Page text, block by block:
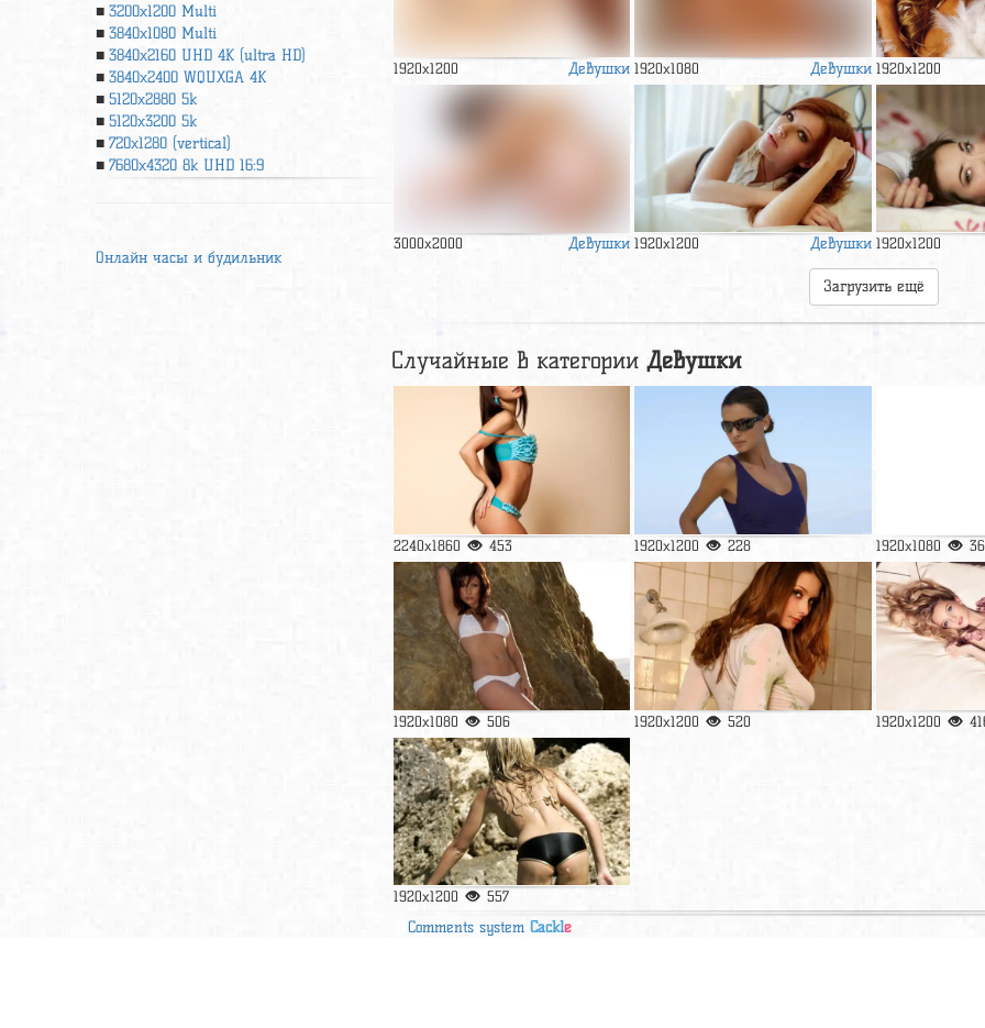
3200x1200 Multi
3840x1080 Multi
3840x2160 UHD 4К (ultra HD)
3840x2400 WQUXGA 4K
5120x2880 5k
5120x3200 5k
720x1280 (vertical)
7680x4320 8k UHD 16:9
Онлайн часы и будильник
1920x1200 Девушки 1920x1080 Девушки 1920x1200
3000x2000 Девушки 1920x1200 Девушки 1920x1200
Загрузить ещё
Случайные в категорииДевушки
2240x1860 453 1920x1200 228 1920x1080
1920x1080 506 1920x1200 520 1920x1200
1920x1200 557
Comments systemCackle